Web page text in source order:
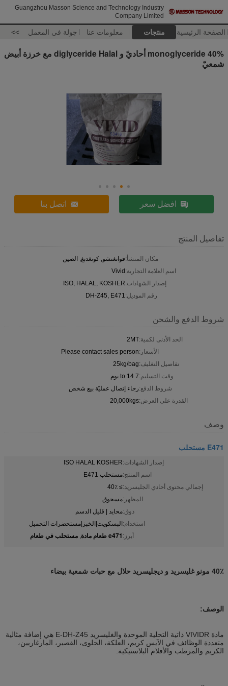
Guangzhou Masson Science and Technology Industry
Company Limited
الصفحة الرئيسية منتجات معلومات عنا جولة في المعمل >>
40% monoglyceride أحاديّ و diglyceride Halal مع خرزة أبيض
شمعيّ
افضل سعر اتصل بنا
تفاصيل المنتج
مكان المنشأ:قوانغتشو, كونغدنغ, الصين
اسم العلامة التجارية:Vivid
إصدار الشهادات:ISO, HALAL, KOSHER
رقم الموديل:DH-Z45, E471
شروط الدفع والشحن
الحد الأدنى لكمية:2MT
الأسعار:Please contact sales person
تفاصيل التغليف:25kg/bag
وقت التسليم:7 to 14 يوم
شروط الدفع:رجاء إتصال عمليّة بيع شخص
القدرة على العرض:20,000kgs
وصف
E471 مستحلب
إصدار الشهادات:ISO HALAL KOSHER
اسم المنتج:مستحلب E471
إجمالي محتوى أحادي الجليسريد:≥ 40٪
المظهر:مسحوق
ذوق:محايد | قليل الدسم
استخدام:البسكويت|الخبز|مستحضرات التجميل
أبرز: e471 طعام مادة , مستحلب في طعام
40٪ مونو غليسريد و ديجليسريد حلال مع حبات شمعية بيضاء
الوصف:
مادة VIVIDR ذاتية التحلية الموحدة والغليسريد E-DH-Z45 هي إضافة مثالية
متعددة الوظائف في الآيس كريم، العلكة، الحلوى، القصير، المارغاريين،
الكريم والمرطب والأفلام البلاستيكية.